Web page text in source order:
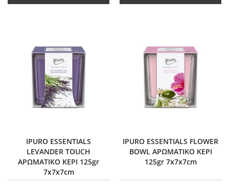
IPURO ESSENTIALS
LEVANDER TOUCH
ΑΡΩΜΑΤΙΚΟ ΚΕΡΙ 125gr
7x7x7cm
IPURO ESSENTIALS FLOWER
BOWL ΑΡΩΜΑΤΙΚΟ ΚΕΡΙ
125gr 7x7x7cm